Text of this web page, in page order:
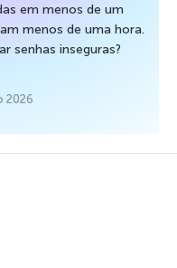
em menos de um
menos de uma hora.
senhas inseguras?
2026